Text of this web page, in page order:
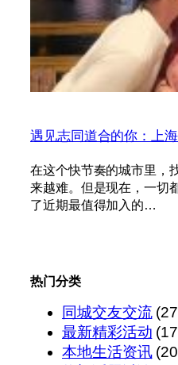
遇见志同道合的你：上
在这个快节奏的城市里，
来越难。但是现在，一切
了近期最值得加入的…
热门分类
同城交友交流
最新精彩活动
本地生活资讯